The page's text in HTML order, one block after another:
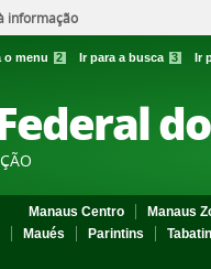
informação
o menu 2 Ir para a busca 3 Ir
Manaus Centro Manaus
Maués Parintins